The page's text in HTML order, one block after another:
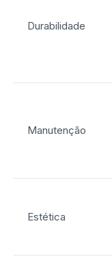
Durabilidade
Manutenção
Estética